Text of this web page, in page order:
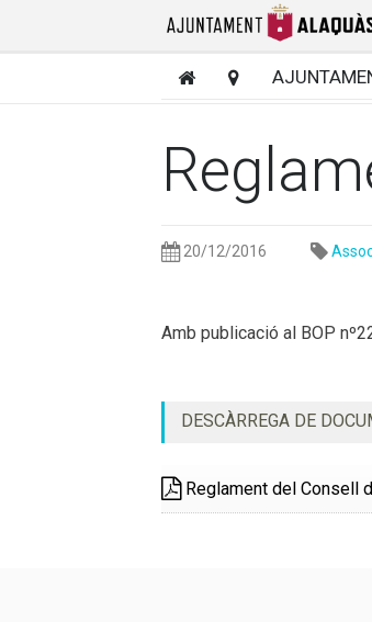
20/12/2016
Amb publicació al BOP
DESCÀRREGA DE
Reglament del Consell